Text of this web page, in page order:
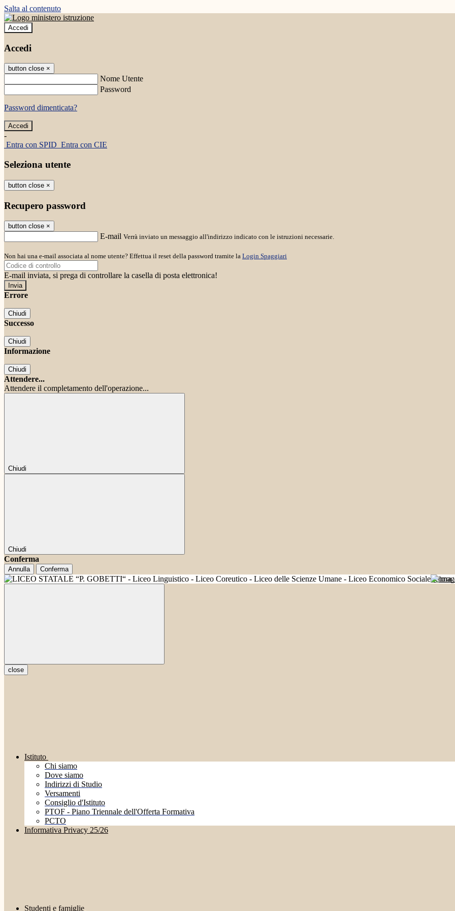
Salta al contenuto
Accedi
Accedi
button close ×
Nome Utente
Password
Password dimenticata?
-
Entra con SPID Entra con CIE
Seleziona utente
button close ×
Recupero password
button close ×
E-mail Verrà inviato un messaggio all'indirizzo indicato con le istruzioni necessarie.
Non hai una e-mail associata al nome utente? Effettua il reset della password tramite la Login Spaggiari
E-mail inviata, si prega di controllare la casella di posta elettronica!
Errore
Chiudi
Successo
Chiudi
Informazione
Chiudi
Attendere...
Attendere il completamento dell'operazione...
Chiudi
Chiudi
Conferma
Annulla Conferma
Futura
close
Istituto
Chi siamo
Dove siamo
Indirizzi di Studio
Versamenti
Consiglio d'Istituto
PTOF - Piano Triennale dell'Offerta Formativa
PCTO
Informativa Privacy 25/26
Studenti e famiglie